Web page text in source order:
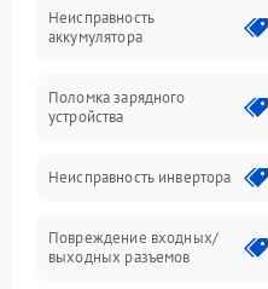
Звук и индикация
Механические повреждения
Неисправность
аккумулятора
Поломка зарядного
устройства
Неисправность инвертора
Повреждение входных/
выходных разъемов